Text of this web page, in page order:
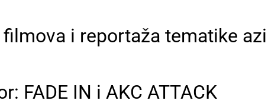
i reportaža tematike
FADE IN i AKC ATTACK